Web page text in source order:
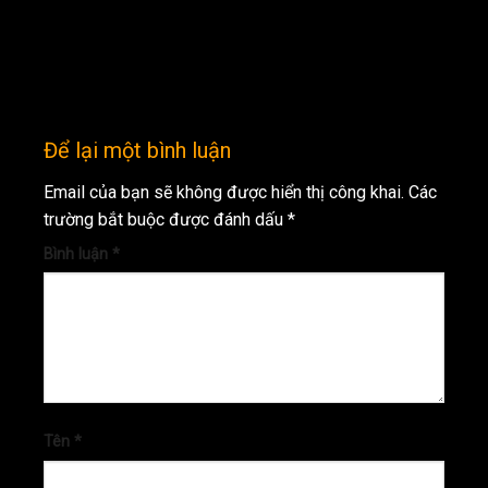
Để lại một bình luận
Email của bạn sẽ không được hiển thị công khai. Các
trường bắt buộc được đánh dấu *
Bình luận *
Tên *